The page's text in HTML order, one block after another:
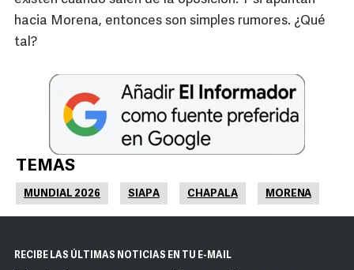
hacia Morena, entonces son simples rumores. ¿Qué
tal?
TEMAS
MUNDIAL 2026 SIAPA CHAPALA MORENA
RECIBE LAS ÚLTIMAS NOTICIAS EN TU E-MAIL